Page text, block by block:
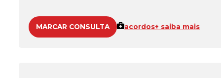
MARCAR CONSULTA acordos+ saiba mais